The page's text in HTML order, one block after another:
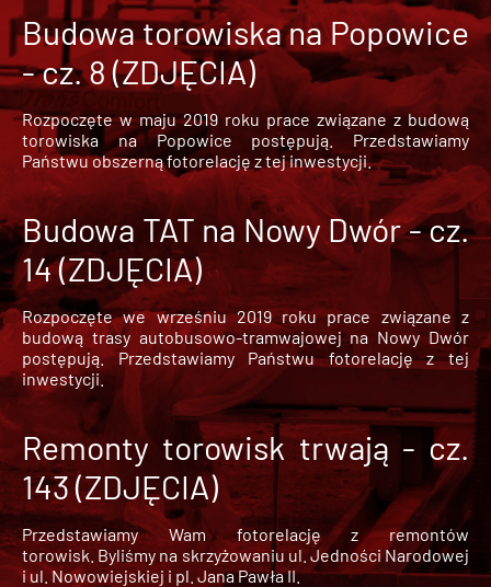
Budowa torowiska na Popowice
- cz. 8 (ZDJĘCIA)
Rozpoczęte w maju 2019 roku prace związane z budową
torowiska na Popowice
postępują. Przedstawiamy
Państwu obszerną fotorelację z tej inwestycji.
Budowa TAT na Nowy Dwór - cz.
14 (ZDJĘCIA)
Rozpoczęte we wrześniu 2019 roku prace związane z
budową trasy autobusowo-tramwajowej na Nowy Dwór
postępują. Przedstawiamy Państwu fotorelację z tej
inwestycji.
Remonty torowisk trwają - cz.
143 (ZDJĘCIA)
Przedstawiamy Wam fotorelację z remontów
torowisk. Byliśmy na skrzyżowaniu ul. Jedności Narodowej
i ul. Nowowiejskiej i pl. Jana Pawła II.